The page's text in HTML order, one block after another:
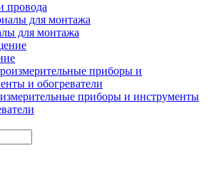
провода
для монтажа
приборы и инструменты